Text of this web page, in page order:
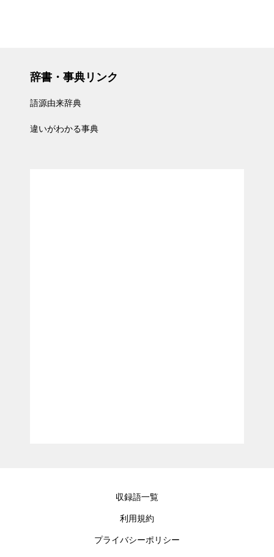
辞書・事典リンク
語源由来辞典
違いがわかる事典
収録語一覧
利用規約
プライバシーポリシー